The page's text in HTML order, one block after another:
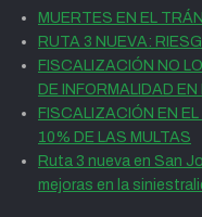
MUERTES EN EL
RUTA 3 NUEVA:
FISCALIZACIÓN NO
DE INFORMALIDAD
FISCALIZACIÓN EN
10% DE LAS MULTAS
Ruta 3 nueva en San
mejoras en la